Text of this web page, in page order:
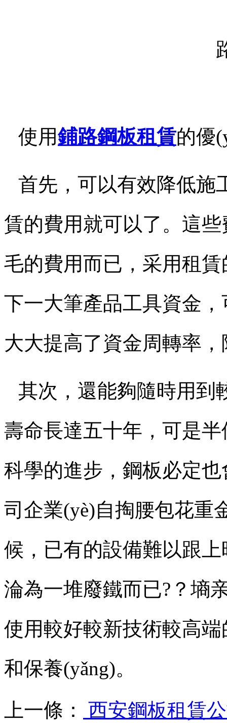
使用鋪路鋼板租賃的優
首先，可以有效降低施
賃的費用就可以了。這些費
毛的費用而已，采用租賃
下一大筆產品工具資金
大大提高了資金周轉率
其次，還能夠隨時
壽命長達五十年，可是半
科學的進步，鋼板必定也
司企業(yè)自掏腰包花重
候，已有的設備難以跟上
淪為一堆廢鐵而已?？墒
使用較好較新技術較高端
和保養(yǎng)。
上一條：
西安鋼板租賃